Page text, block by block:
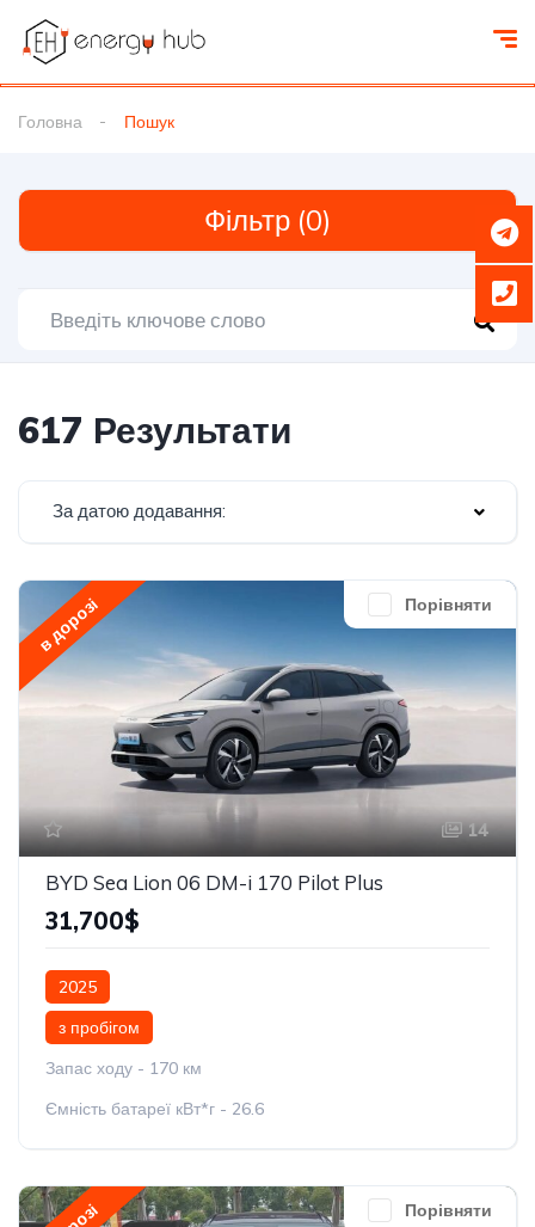
Головна Пошук
Фільтр (0)
617 Результати
За датою додавання:
Порівняти
в дорозі
14
BYD Sea Lion 06 DM-i 170 Pilot Plus
31,700$
2025
з пробігом
Запас ходу - 170 км
Ємність батареї кВт*г - 26.6
Порівняти